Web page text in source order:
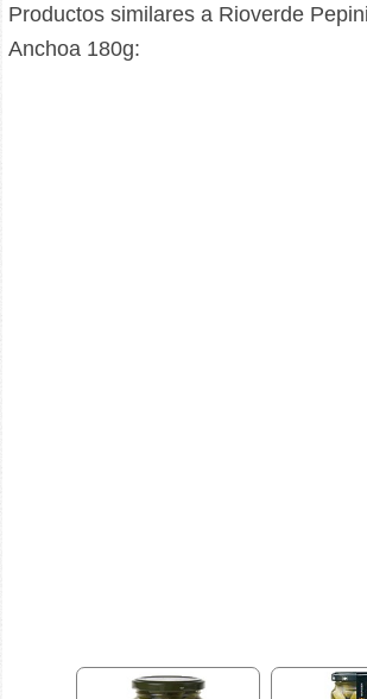
Productos similares a Rioverde
Anchoa 180g: